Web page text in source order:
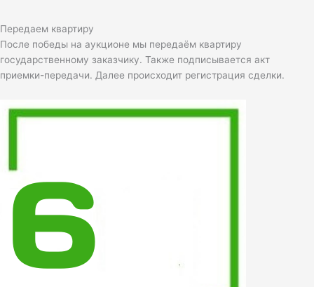
Передаем квартиру
После победы на аукционе мы передаём квартиру
государственному заказчику. Также подписывается акт
приемки-передачи. Далее происходит регистрация сделки.